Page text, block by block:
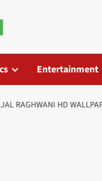
Entertainment
RAGHWANI HD